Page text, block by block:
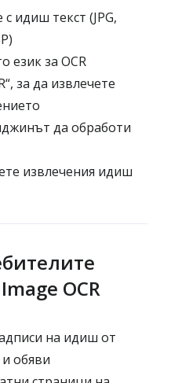
идиш текст (JPG,
език за OCR
за да извлечете
да обработи
извлечения идиш
OCR
на идиш от
обяви